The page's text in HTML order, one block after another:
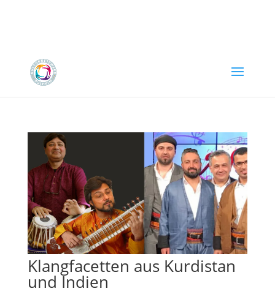
Klangfacetten aus Kurdistan
und Indien